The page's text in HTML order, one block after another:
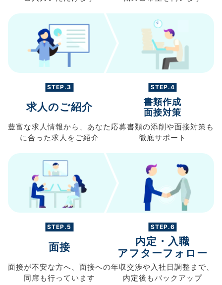
STEP.3
求人のご紹介
豊富な求人情報から、 あなた
に合った求人を ご紹介
STEP.4
書類作成
面接対策
応募書類の添削や面接対策も
徹底サポート
STEP.5
面接
面接が不安な方へ、 面接への
同席も行っています
STEP.6
内定・入職
アフターフォロー
年収交渉や入社日調整まで、
内定後もバックアップ